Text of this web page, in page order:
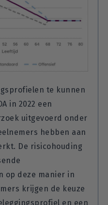
te kunnen
in 2022 een
uitgevoerd onder
hebben aan
De risicohouding
op deze manier in
krijgen de keuze
en een